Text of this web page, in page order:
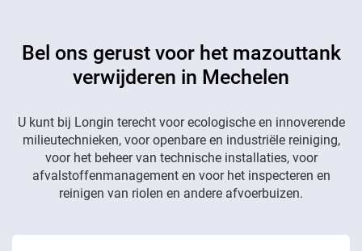
Bel ons gerust voor het mazouttank
verwijderen in Mechelen
U kunt bij Longin terecht voor ecologische en innoverende
milieutechnieken, voor openbare en industriële reiniging,
voor het beheer van technische installaties, voor
afvalstoffenmanagement en voor het inspecteren en
reinigen van riolen en andere afvoerbuizen.